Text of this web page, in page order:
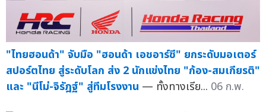
"ไทยฮอนด้า" จับมือ "ฮอนด้า เอชอาร์ซี" ยกระดับมอเตอร์
สปอร์ตไทย สู่ระดับโลก ส่ง 2 นักแข่งไทย "ก้อง-สมเกียรติ"
และ "นีโม่-จิรัฎฐ์" สู่ทีมโรงงาน — ทั้งทางเรีย... 06 ก.พ.